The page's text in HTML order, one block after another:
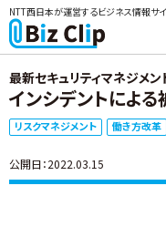
NTT西日本が運営するビジネス情報サ
最新セキュリティマネジメン
インシデントによ
リスクマネジメント 働き方改革
公開日：2022.03.15